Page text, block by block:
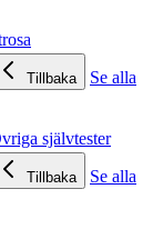
Tillbaka
Se alla
självtester
Tillbaka
Se alla